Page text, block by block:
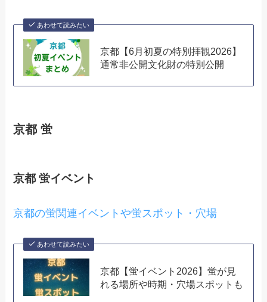
あわせて読みたい
京都【6月初夏の特別拝観2026】
通常非公開文化財の特別公開
京都 蛍
京都 蛍イベント
京都の蛍関連イベントや蛍スポット・穴場
あわせて読みたい
京都【蛍イベント2026】蛍が見
れる場所や時期・穴場スポットも